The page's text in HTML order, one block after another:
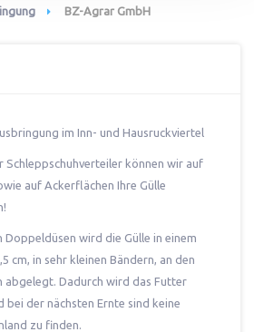
BZ-Agrar GmbH
im Inn- und Hausruckviertel
Schleppschuhverteiler können wir auf
auf Ackerflächen Ihre Gülle
Doppeldüsen wird die Gülle in einem
cm, in sehr kleinen Bändern, an den
abgelegt. Dadurch wird das Futter
bei der nächsten Ernte sind keine
zu finden.